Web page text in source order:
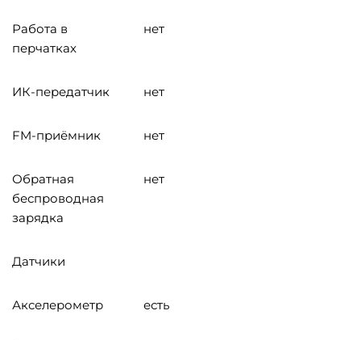
Работа в
перчатках
нет
ИК-передатчик нет
FM-приёмник нет
Обратная
беспроводная
зарядка
нет
Датчики
Акселерометр есть